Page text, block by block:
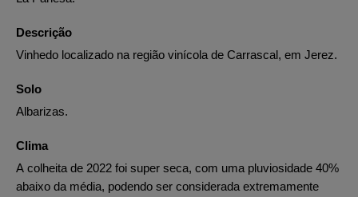
Descrição
Vinhedo localizado na região vinícola de Carrascal, em Jerez.
Solo
Albarizas.
Clima
A colheita de 2022 foi super seca, com uma pluviosidade 40%
abaixo da média, podendo ser considerada extremamente